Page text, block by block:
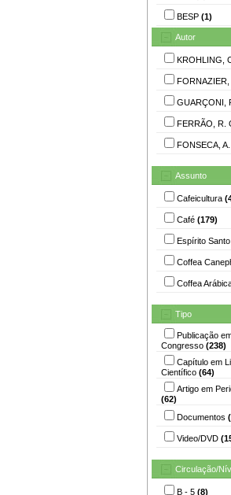
BESP (1)
Autor
KROHLING,
FORNAZIER,
GUARÇONI,
FERRÃO, R.
FONSECA, A.
Assunto
Cafeicultura
Café (179)
Espírito
Coffea
Coffea
Tipo
Publicação
Congresso (238)
Capítulo em
Científico (64)
Artigo em
(62)
Documentos
Video/DVD
Circulação/
B - 5 (8)